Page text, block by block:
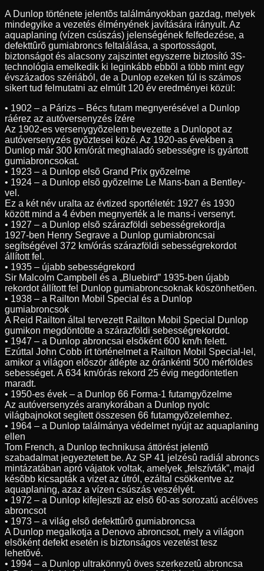
A Dunlop története jelentõs találmányokban gazdag, melyek
mindegyike a vezetés élményének javítására irányult. Az
aquaplaning (vízen csúszás) jelenségének felfedezése, a
defekttûrõ gumiabroncs feltalálása, a sportosságot,
biztonságot és alacsony zajszintet egyszerre biztosító 3S-
technológia emelkedik ki leginkább ebbõl a több mint egy
évszázados szériából, de a Dunlop ezeken túl is számos
sikert tud felmutatni az elmúlt 120 év eredményei közül:
• 1902 – a Párizs – Bécs futam megnyerésével a Dunlop
ráérez az autóversenyzés ízére
Az 1902-es versenygyõzelem bevezette a Dunlopot az
autóversenyzés gyõztesei közé. Az 1920-as években a
Dunlop már 300 km/órát meghaladó sebességre is gyártott
gumiabroncsokat.
• 1923 – a Dunlop elsõ Grand Prix gyõzelme
• 1924 – a Dunlop elsõ gyõzelme Le Mans-ban a Bentley-
vel.
Ez a két név uralta az évtized sportéletét: 1927 és 1930
között mind a 4 évben megnyerték a le mans-i versenyt.
• 1927 – a Dunlop elsõ szárazföldi sebességrekordja
1927-ben Henry Segrave a Dunlop gumiabroncsai
segítségével 372 km/órás szárazföldi sebességrekordot
állított fel.
• 1935 – újabb sebességrekord
Sir Malcolm Campbell és a „Bluebird” 1935-ben újabb
rekordot állított fel Dunlop gumiabroncsoknak köszönhetõen.
• 1938 – a Railton Mobil Special és a Dunlop
gumiabroncsok
A Reid Railton által tervezett Railton Mobil Special Dunlop
gumikon megdöntötte a szárazföldi sebességrekordot.
• 1947 – a Dunlop abroncsai elsõként 600 km/h felett.
Ezúttal John Cobb írt történelmet a Railton Mobil Special-lel,
amikor a világon elõször átlépte az óránkénti 500 mérföldes
sebességet. A 634 km/órás rekord 25 évig megdöntetlen
maradt.
• 1950-es évek – a Dunlop 66 Forma-1 futamgyõzelme
Az autóversenyzés aranykorában a Dunlop nyolc
világbajnokot segített összesen 66 futamgyõzelemhez.
• 1964 – a Dunlop találmánya védelmet nyújt az aquaplaning
ellen
Tom French, a Dunlop technikusa áttörést jelentõ
szabadalmat jegyeztetett be. Az SP 41 jelzésû radiál abroncs
mintázatában apró vájatok voltak, amelyek „felszívták”, majd
késõbb kicsapták a vizet az útról, ezáltal csökkentve az
aquaplaning, azaz a vízen csúszás veszélyét.
• 1972 – a Dunlop kifejleszti az elsõ 60-as sorozatú acélöves
abroncsot
• 1973 – a világ elsõ defekttûrõ gumiabroncsa
A Dunlop megalkotja a Denovo abroncsot, mely a világon
elsõként defekt esetén is biztonságos vezetést tesz
lehetõvé.
• 1994 – a Dunlop ultrakönnyû öves szerkezetû abroncsa